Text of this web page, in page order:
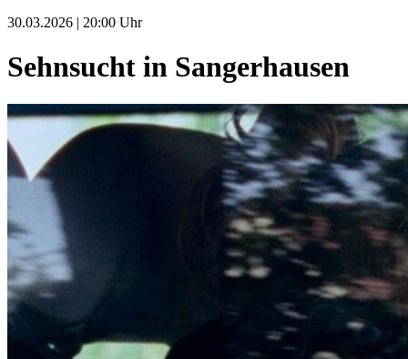
30.03.2026 | 20:00 Uhr
Sehnsucht in Sangerhausen